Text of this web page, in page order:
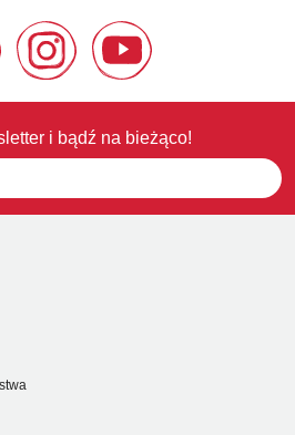
i bądź na bieżąco!